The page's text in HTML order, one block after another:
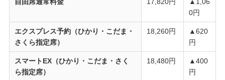
自由席通常料金 17,820円
▲1,06
0円
エクスプレス予約（ひかり・こだま・
さくら指定席）
18,260円
▲620
円
スマートEX（ひかり・こだま・さく
ら指定席）
18,480円
▲400
円